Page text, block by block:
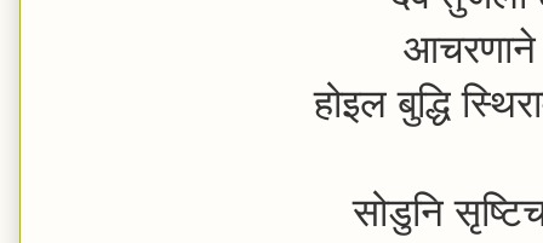
आचरणाने
होइल बुद्धि
सोडुनि